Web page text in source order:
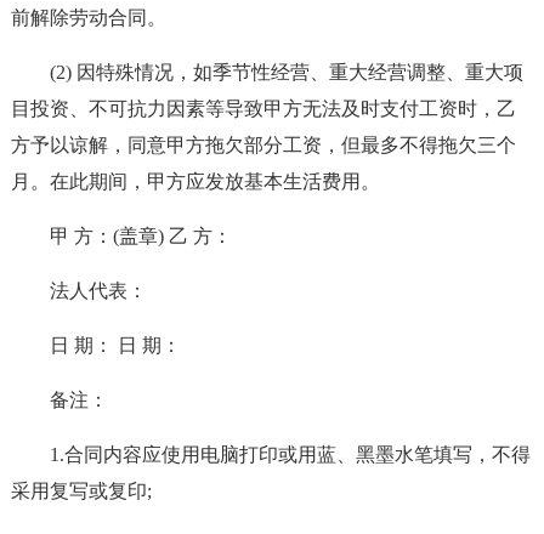
前解除劳动合同。
(2) 因特殊情况，如季节性经营、重大经营调整、重大项
目投资、不可抗力因素等导致甲方无法及时支付工资时，乙
方予以谅解，同意甲方拖欠部分工资，但最多不得拖欠三个
月。在此期间，甲方应发放基本生活费用。
甲 方：(盖章) 乙 方：
法人代表：
日 期： 日 期：
备注：
1.合同内容应使用电脑打印或用蓝、黑墨水笔填写，不得
采用复写或复印;